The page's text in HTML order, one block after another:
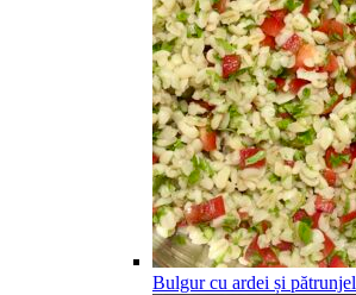
Bulgur cu ardei și pătrunjel